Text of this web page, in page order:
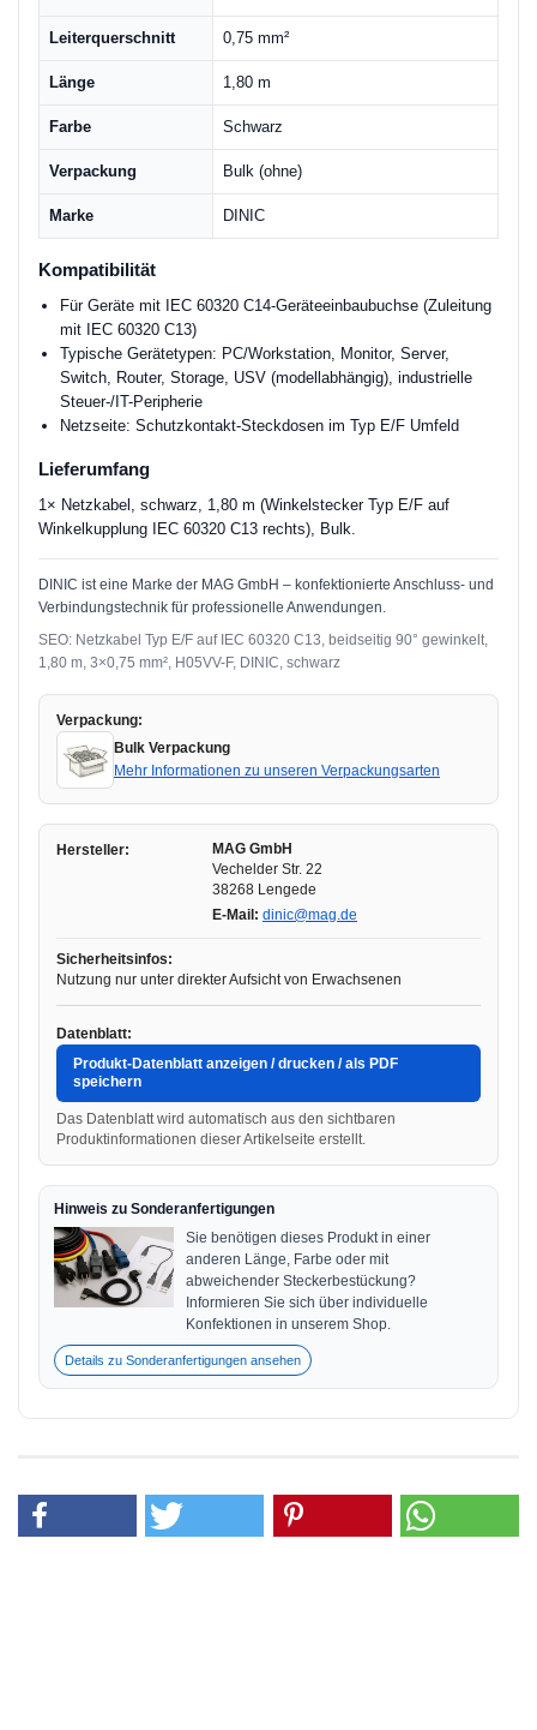
Leiterquerschnitt 0,75 mm²
Länge 1,80 m
Farbe Schwarz
Verpackung Bulk (ohne)
Marke DINIC
Kompatibilität
Für Geräte mit IEC 60320 C14-Geräteeinbaubuchse (Zuleitung
mit IEC 60320 C13)
Typische Gerätetypen: PC/Workstation, Monitor, Server,
Switch, Router, Storage, USV (modellabhängig), industrielle
Steuer-/IT-Peripherie
Netzseite: Schutzkontakt-Steckdosen im Typ E/F Umfeld
Lieferumfang
1× Netzkabel, schwarz, 1,80 m (Winkelstecker Typ E/F auf
Winkelkupplung IEC 60320 C13 rechts), Bulk.
DINIC ist eine Marke der MAG GmbH – konfektionierte Anschluss- und
Verbindungstechnik für professionelle Anwendungen.
SEO: Netzkabel Typ E/F auf IEC 60320 C13, beidseitig 90° gewinkelt,
1,80 m, 3×0,75 mm², H05VV-F, DINIC, schwarz
Verpackung:
Bulk Verpackung
Mehr Informationen zu unseren Verpackungsarten
Hersteller:
MAG GmbH
Vechelder Str. 22
38268 Lengede
E-Mail: dinic@mag.de
Sicherheitsinfos:
Nutzung nur unter direkter Aufsicht von Erwachsenen
Datenblatt:
Produkt-Datenblatt anzeigen / drucken / als PDF
speichern
Das Datenblatt wird automatisch aus den sichtbaren
Produktinformationen dieser Artikelseite erstellt.
Hinweis zu Sonderanfertigungen
Sie benötigen dieses Produkt in einer
anderen Länge, Farbe oder mit
abweichender Steckerbestückung?
Informieren Sie sich über individuelle
Konfektionen in unserem Shop.
Details zu Sonderanfertigungen ansehen